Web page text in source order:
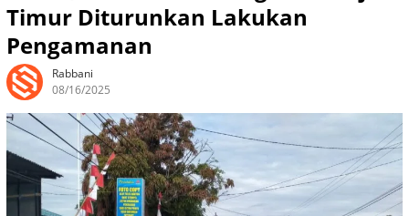
Timur Diturunkan Lakukan
Pengamanan
Rabbani
08/16/2025